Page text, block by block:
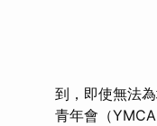
到，即使無法
青年會（YMCA